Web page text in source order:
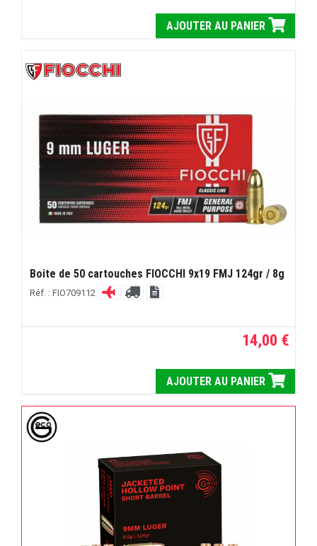
AJOUTER AU PANIER
Boite de 50 cartouches FIOCCHI 9x19 FMJ 124gr / 8g
Réf. : FIO709112
14,00 €
AJOUTER AU PANIER